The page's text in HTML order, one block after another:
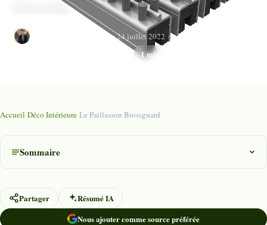
nylon résistant.
dimanche 24 juillet 2022
1 min de lecture
Accueil Déco Intérieure Le Paillasson Brossguard
Sommaire
Partager
Résumé IA
Nous ajouter comme source préférée